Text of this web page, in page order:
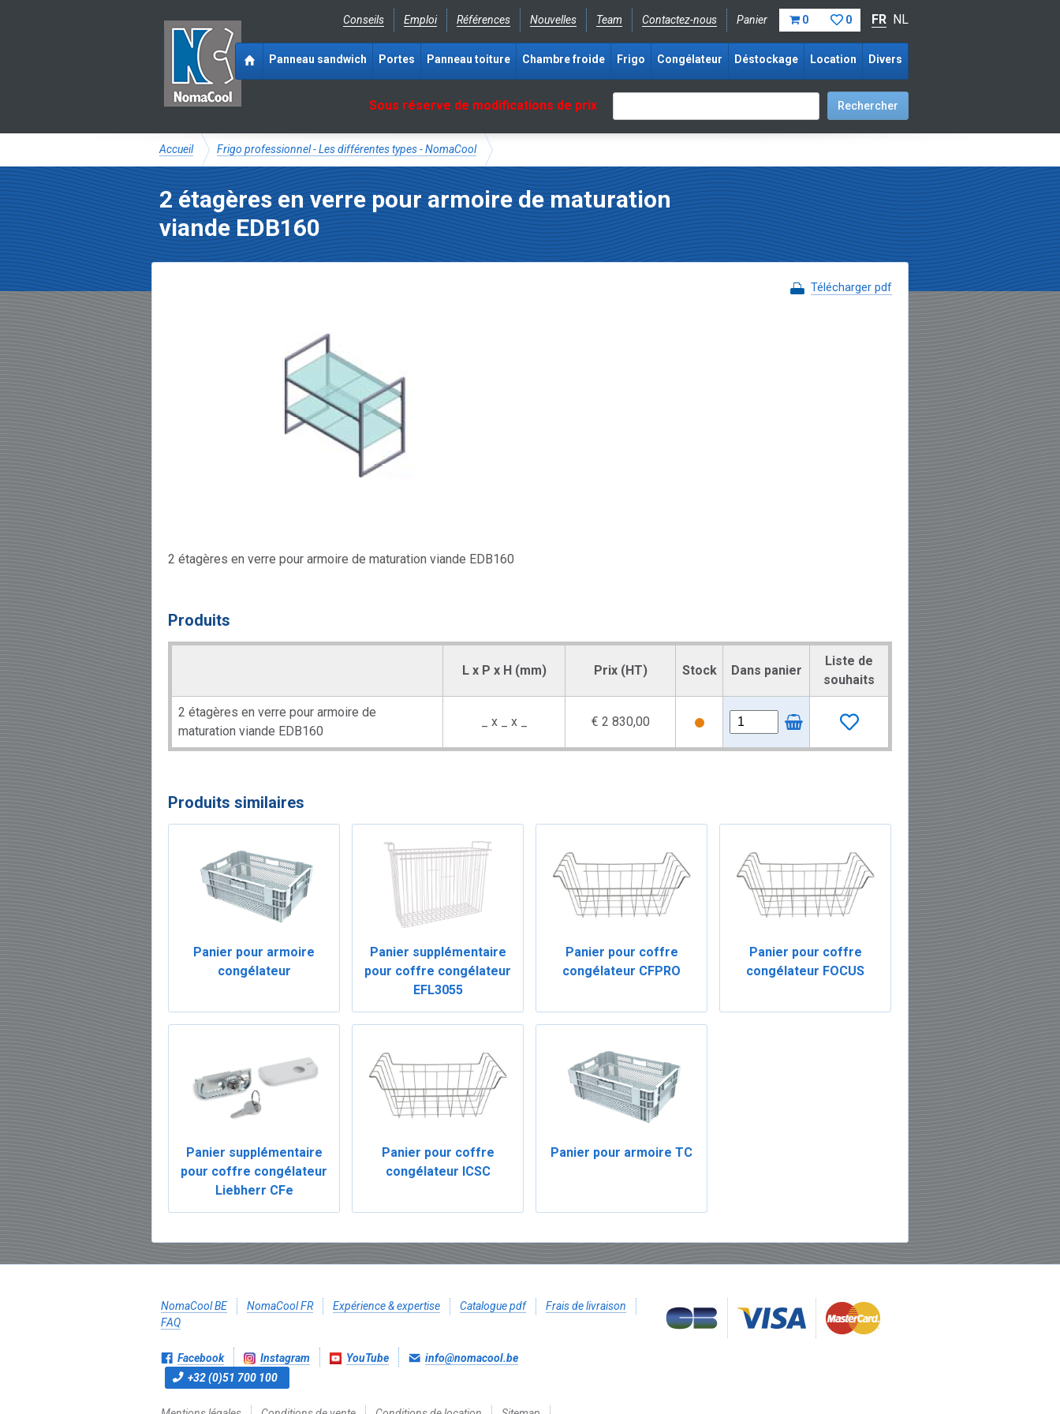
Conseils Emploi Références Nouvelles Team Contactez-nous Panier 0 0 FR NL
Sous réserve de modifications de prix
Panneau sandwich Portes Panneau toiture Chambre froide Frigo Congélateur Déstockage Location Divers
Accueil Frigo professionnel - Les différentes types - NomaCool
2 étagères en verre pour armoire de maturation
viande EDB160
Télécharger pdf
2 étagères en verre pour armoire de maturation viande EDB160
Produits
L x P x H (mm) Prix (HT) Stock Dans panier
Liste de
souhaits
2 étagères en verre pour armoire de
maturation viande EDB160
_ x _ x _ € 2 830,00
Produits similaires
Panier pour armoire
congélateur
Panier supplémentaire
pour coffre congélateur
EFL3055
Panier pour coffre
congélateur CFPRO
Panier pour coffre
congélateur FOCUS
Panier supplémentaire
pour coffre congélateur
Liebherr CFe
Panier pour coffre
congélateur ICSC
Panier pour armoire TC
NomaCool BE NomaCool FR Expérience & expertise Catalogue pdf
Frais de livraison
FAQ
Facebook Instagram YouTube
info@nomacool.be
+32 (0)51 700 100